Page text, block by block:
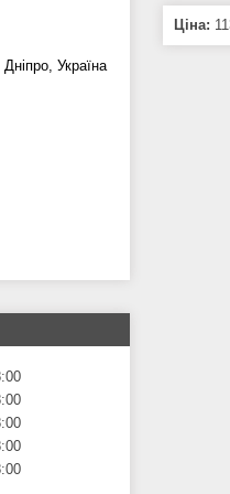
Ціна:
Україна